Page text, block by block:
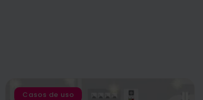
Casos de uso